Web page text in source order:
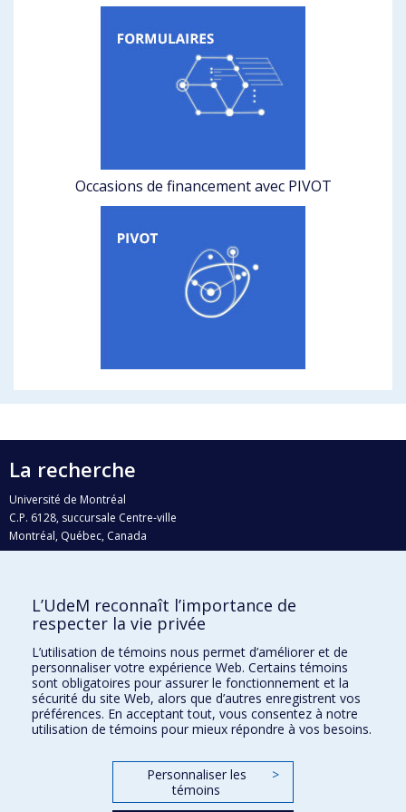
Occasions de financement avec PIVOT
La recherche
Université de Montréal
C.P. 6128, succursale Centre-ville
Montréal, Québec, Canada
H3C 3J7
Qui fait quoi?
Nous trouver
Plan du site
Accessibilité
L’UdeM reconnaît l’importance de
respecter la vie privée
L’utilisation de témoins nous permet d’améliorer et de
personnaliser votre expérience Web. Certains témoins
sont obligatoires pour assurer le fonctionnement et la
sécurité du site Web, alors que d’autres enregistrent vos
préférences. En acceptant tout, vous consentez à notre
utilisation de témoins pour mieux répondre à vos besoins.
Personnaliser les
témoins
>